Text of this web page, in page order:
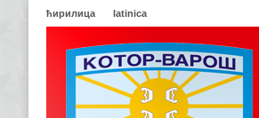
ћирилица latinica